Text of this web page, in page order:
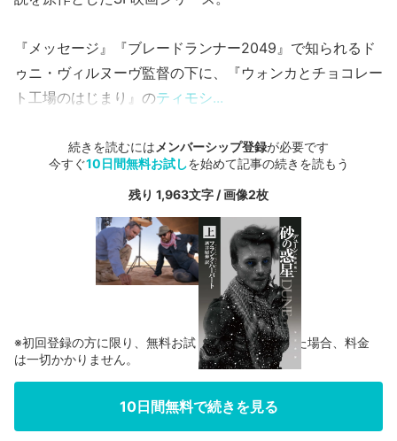
『メッセージ』『ブレードランナー2049』で知られるド
ゥニ・ヴィルヌーヴ監督の下に、『ウォンカとチョコレー
ト工場のはじまり』のティモシ...
続きを読むには メンバーシップ登録が必要です
今すぐ10日間無料お試しを始めて記事の続きを読もう
残り 1,963文字 / 画像2枚
※初回登録の方に限り、無料お試し期間中に解約した場合、料金
は一切かかりません。
10日間無料で続きを見る